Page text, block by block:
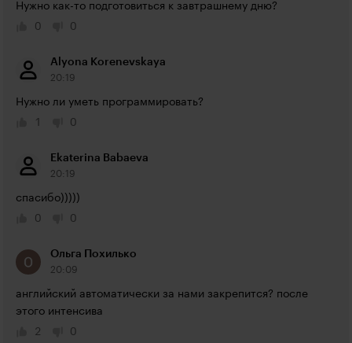
Нужно как-то подготовиться к завтрашнему дню?
0
0
Alyona Korenevskaya
20:19
Нужно ли уметь программировать?
1
0
Ekaterina Babaeva
20:19
спасибо)))))
0
0
Ольга Похилько
20:09
английский автоматически за нами закрепится? после
этого интенсива
2
0